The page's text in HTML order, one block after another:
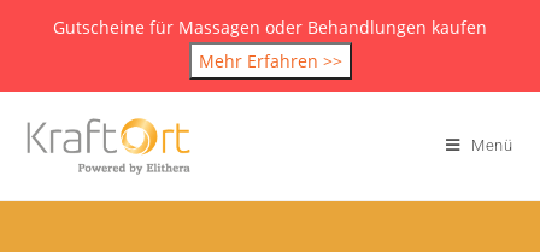
Gutscheine für Massagen oder Behandlungen kaufen
Mehr Erfahren >>
Menü